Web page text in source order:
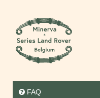
FAQ